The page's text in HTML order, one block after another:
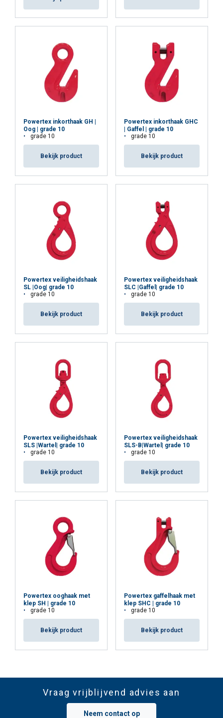
Powertex inkorthaak GH |
Oog | grade 10
grade 10
Bekijk product
Powertex inkorthaak GHC
| Gaffel | grade 10
grade 10
Bekijk product
Powertex veiligheidshaak
SL |Oog| grade 10
grade 10
Bekijk product
Powertex veiligheidshaak
SLC |Gaffel| grade 10
grade 10
Bekijk product
Powertex veiligheidshaak
SLS |Wartel| grade 10
grade 10
Bekijk product
Powertex veiligheidshaak
SLS-B|Wartel| grade 10
grade 10
Bekijk product
Powertex ooghaak met
klep SH | grade 10
grade 10
Bekijk product
Powertex gaffelhaak met
klep SHC | grade 10
grade 10
Bekijk product
Vraag vrijblijvend advies aan
Neem contact op
u aan hen heeft verstrekt of die zij hebben
verzameld door uw gebruik van hun diensten.
Strikt
noodzakelijk
Targeting
Functioneel Niet-geclassificeerd
ALLES ACCEPTEREN
ALLES AFWIJZEN
DETAILS WEERGEVEN